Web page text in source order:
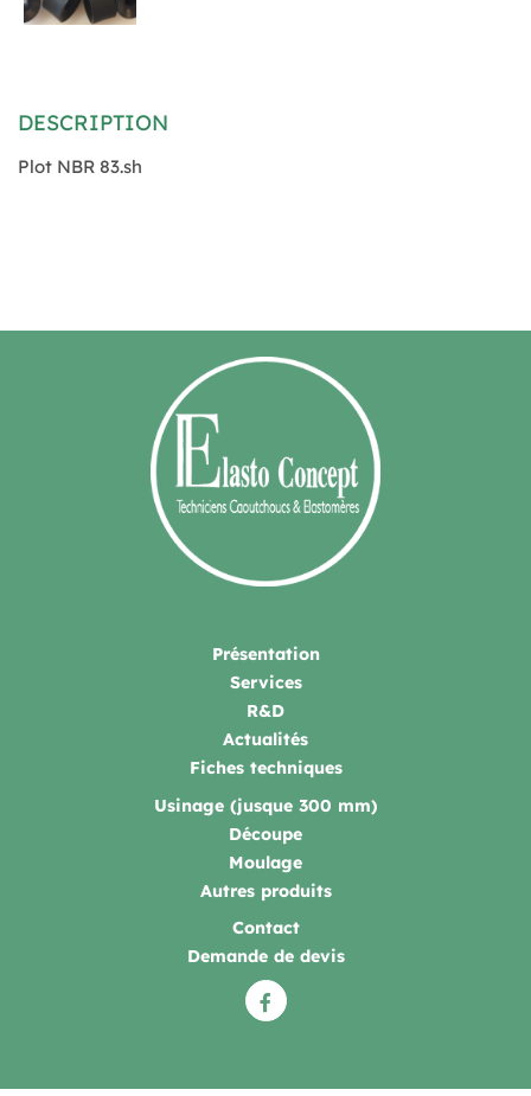
DESCRIPTION
Plot NBR 83.sh
Présentation
Services
R&D
Actualités
Fiches techniques
Usinage (jusque 300 mm)
Découpe
Moulage
Autres produits
Contact
Demande de devis